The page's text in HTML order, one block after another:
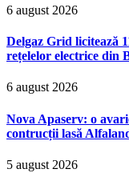
6 august 2026
Delgaz Grid licitează
rețelelor electrice din
6 august 2026
Nova Apaserv: o
contrucții lasă
5 august 2026